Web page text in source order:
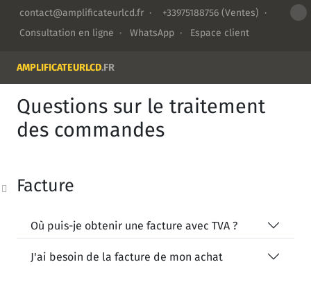
contact@amplificateurlcd.fr · +33975188756 (Ventes) ·
Consultation en ligne · WhatsApp · Espace client
AMPLIFICATEURLCD.FR
Questions sur le traitement
des commandes
Facture
Où puis-je obtenir une facture avec TVA ?
J'ai besoin de la facture de mon achat